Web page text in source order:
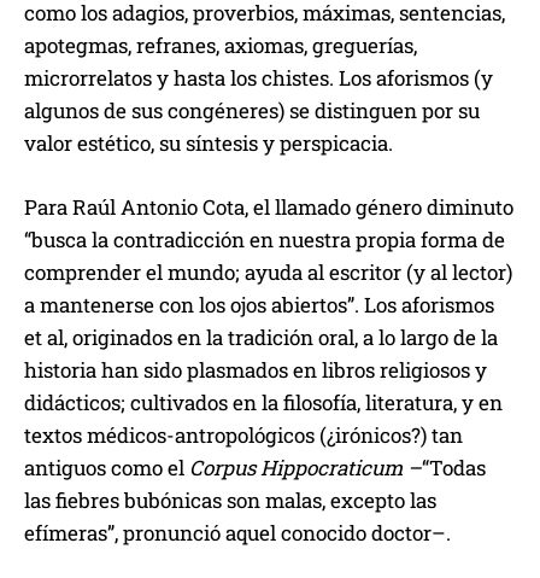
como los adagios, proverbios, máximas, sentencias,
apotegmas, refranes, axiomas, greguerías,
microrrelatos y hasta los chistes. Los aforismos (y
algunos de sus congéneres) se distinguen por su
valor estético, su síntesis y perspicacia.
Para Raúl Antonio Cota, el llamado género diminuto
“busca la contradicción en nuestra propia forma de
comprender el mundo; ayuda al escritor (y al lector)
a mantenerse con los ojos abiertos”. Los aforismos
et al, originados en la tradición oral, a lo largo de la
historia han sido plasmados en libros religiosos y
didácticos; cultivados en la filosofía, literatura, y en
textos médicos-antropológicos (¿irónicos?) tan
antiguos como el Corpus Hippocraticum –“Todas
las fiebres bubónicas son malas, excepto las
efímeras”, pronunció aquel conocido doctor–.